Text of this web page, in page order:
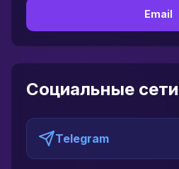
Email
Социальные сети
Telegram